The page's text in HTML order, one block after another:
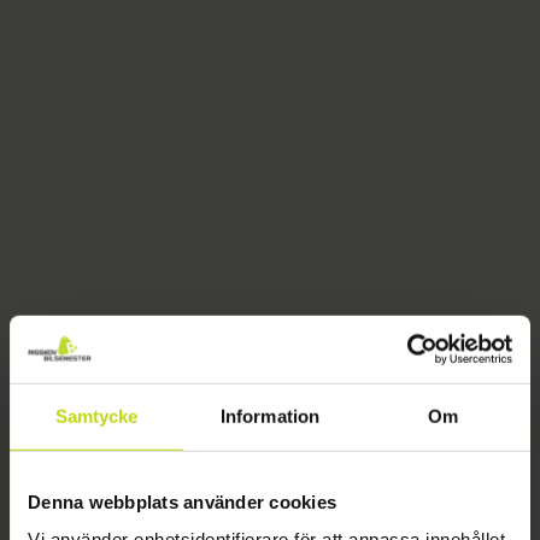
Samtycke Information Om
Denna webbplats använder cookies